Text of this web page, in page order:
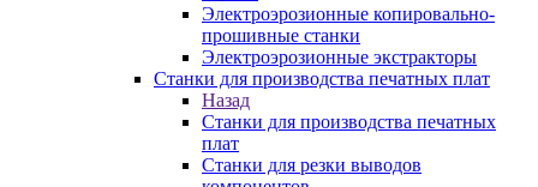
Электроэрозионные копировально-
прошивные станки
Электроэрозионные экстракторы
Станки для производства печатных плат
Назад
Станки для производства печатных
плат
Станки для резки выводов